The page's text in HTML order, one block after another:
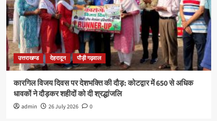
उत्तराखण्ड देहरादून पौड़ी गढ़वाल
कारगिल विजय दिवस पर देशभक्ति की दौड़: कोटद्वार में 650 से अधिक
धावकों ने दौड़कर शहीदों को दी श्रद्धांजलि
admin 26 July 2026 0